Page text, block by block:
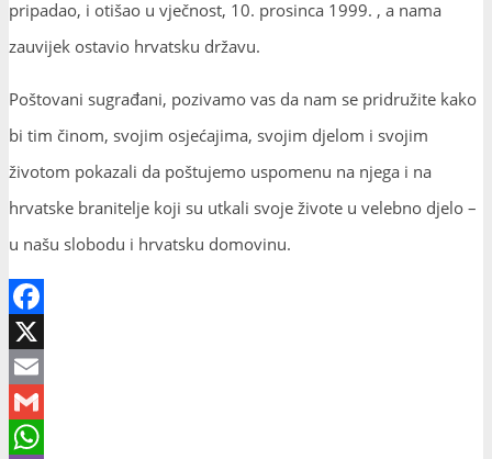
pripadao, i otišao u vječnost, 10. prosinca 1999. , a nama
zauvijek ostavio hrvatsku državu.
Poštovani sugrađani, pozivamo vas da nam se pridružite kako
bi tim činom, svojim osjećajima, svojim djelom i svojim
životom pokazali da poštujemo uspomenu na njega i na
hrvatske branitelje koji su utkali svoje živote u velebno djelo –
u našu slobodu i hrvatsku domovinu.
Facebook
X
Email
Gmail